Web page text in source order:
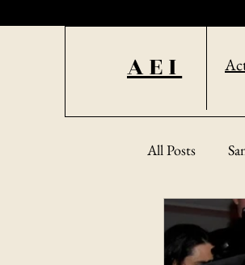
AEI
All Posts
Sciences et